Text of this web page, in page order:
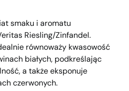
smaku i aromatu
Riesling/​Zinfandel.
równoważy kwasowość
białych, podkreślając
a także eksponuje
czerwonych.